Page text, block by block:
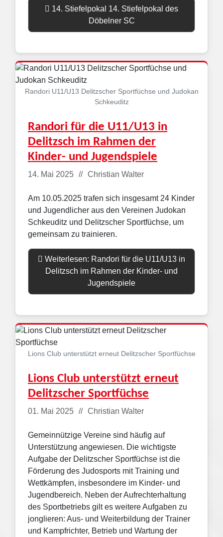
14. Stiefelpokal 14. Stiefelpokal des
Döbelner SC
Randori U11/U13 Delitzscher Sportfüchse und Judokan
Schkeuditz
Randori für die U11/U13 in
Delitzsch im Rahmen der
Kinder- und Jugendspiele
Details Christian Walter
14. Mai 2025
Am 10.05.2025 trafen sich insgesamt 24 Kinder
und Jugendlicher aus den Vereinen Judokan
Schkeuditz und Delitzscher Sportfüchse, um
gemeinsam zu trainieren.
Weiterlesen: Randori für die U11/U13 in
Delitzsch im Rahmen der Kinder- und
Jugendspiele
Lions Club unterstützt erneut Delitzscher Sportfüchse
Lions Club unterstützt erneut
Delitzscher Sportfüchse
Details Christian Walter
01. Mai 2025
Gemeinnützige Vereine sind häufig auf
Unterstützung angewiesen. Die wichtigste
Aufgabe der Delitzscher Sportfüchse ist die
Förderung des Judosports mit Training und
Wettkämpfen, insbesondere im Kinder- und
Jugendbereich. Neben der Aufrechterhaltung
des Sportbetriebs gilt es weitere Aufgaben zu
jonglieren: Aus- und Weiterbildung der Trainer
und Kampfrichter, Betrieb und Wartung der